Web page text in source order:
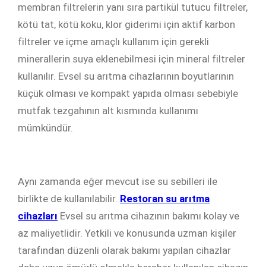
membran filtrelerin yanı sıra partikül tutucu filtreler,
kötü tat, kötü koku, klor giderimi için aktif karbon
filtreler ve içme amaçlı kullanım için gerekli
minerallerin suya eklenebilmesi için mineral filtreler
kullanılır. Evsel su arıtma cihazlarının boyutlarının
küçük olması ve kompakt yapıda olması sebebiyle
mutfak tezgahının alt kısmında kullanımı
mümkündür.
Aynı zamanda eğer mevcut ise su sebilleri ile
birlikte de kullanılabilir. Restoran su arıtma
cihazları Evsel su arıtma cihazının bakımı kolay ve
az maliyetlidir. Yetkili ve konusunda uzman kişiler
tarafından düzenli olarak bakımı yapılan cihazlar